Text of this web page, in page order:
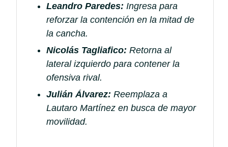
Leandro Paredes: Ingresa para
reforzar la contención en la mitad de
la cancha.
Nicolás Tagliafico: Retorna al
lateral izquierdo para contener la
ofensiva rival.
Julián Álvarez: Reemplaza a
Lautaro Martínez en busca de mayor
movilidad.